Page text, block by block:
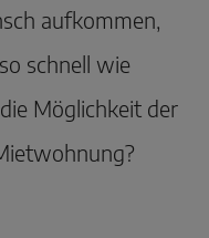
aufkommen,
schnell wie
Möglichkeit der